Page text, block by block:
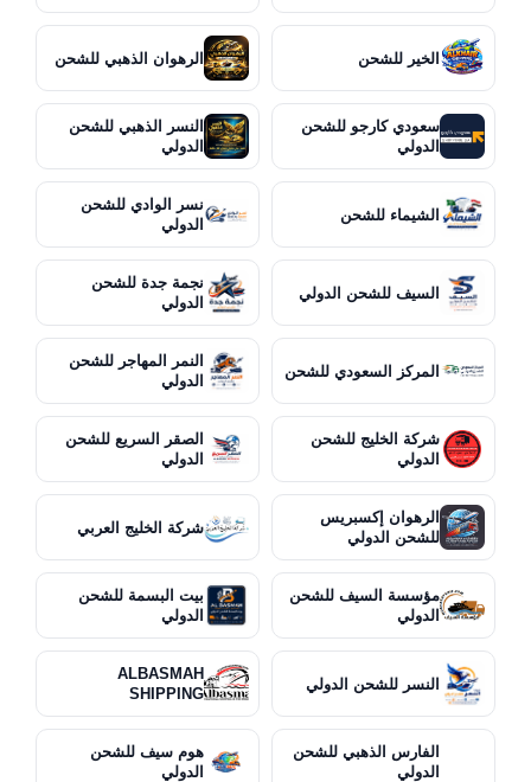
الخير للشحن الرهوان الذهبي للشحن
سعودي كارجو للشحن
الدولي
النسر الذهبي للشحن
الدولي
الشيماء للشحن
نسر الوادي للشحن
الدولي
السيف للشحن الدولي
نجمة جدة للشحن
الدولي
المركز السعودي للشحن
النمر المهاجر للشحن
الدولي
شركة الخليج للشحن
الدولي
الصقر السريع للشحن
الدولي
الرهوان إكسبريس
للشحن الدولي
شركة الخليج العربي
مؤسسة السيف للشحن
الدولي
بيت البسمة للشحن
الدولي
النسر للشحن الدولي
ALBASMAH
SHIPPING
الفارس الذهبي للشحن
الدولي
هوم سيف للشحن
الدولي